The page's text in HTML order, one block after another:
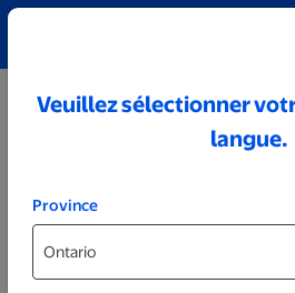
Veuillez sélectionner
langue.
Province